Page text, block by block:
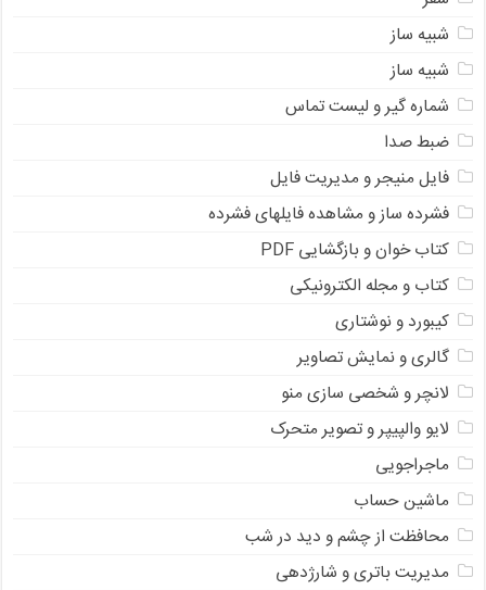
شبیه ساز
شبیه ساز
شماره گیر و لیست تماس
ضبط صدا
فایل منیجر و مدیریت فایل
فشرده ساز و مشاهده فایلهای فشرده
کتاب خوان و بازگشایی PDF
کتاب و مجله الکترونیکی
کیبورد و نوشتاری
گالری و نمایش تصاویر
لانچر و شخصی سازی منو
لایو والپیپر و تصویر متحرک
ماجراجویی
ماشین حساب
محافظت از چشم و دید در شب
مدیریت باتری و شارژدهی